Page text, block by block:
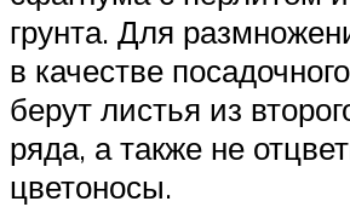
грунта. Для
в качестве
берут листья из
ряда, а также не
цветоносы.